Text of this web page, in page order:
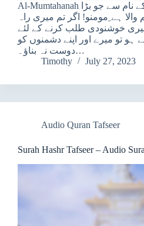
Al-Mumtahanah شروع الله کے نام سے جو بڑا
ہے ِمومنو! اگر تم میری راہ
خوشنودی طلب کرنے کے لئے
ہو تو میرے اور اپنے دشمنوں کو
دوست نہ بناؤ۔…
Timothy
July 27, 2023
Audio Quran Tafseer
Surah Hashr Tafseer – Audio